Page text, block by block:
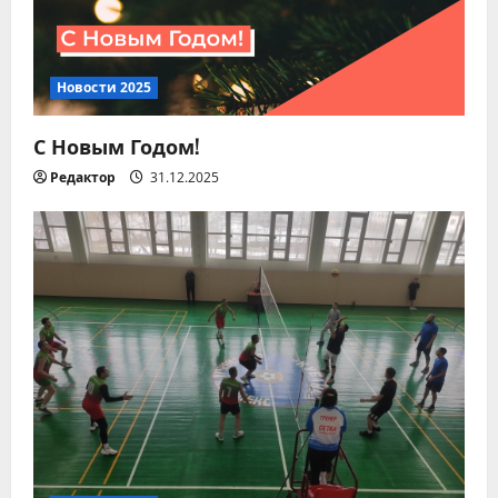
и
с
я
м
Новости 2025
С Новым Годом!
Редактор 31.12.2025